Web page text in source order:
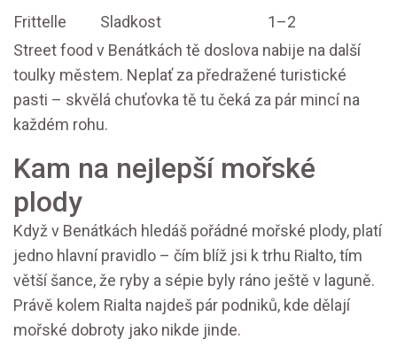
Frittelle
Sladkost
1–2
Street food v Benátkách tě doslova nabije na další
toulky městem. Neplať za předražené turistické
pasti – skvělá chuťovka tě tu čeká za pár mincí na
každém rohu.
Kam na nejlepší mořské
plody
Když v Benátkách hledáš pořádné mořské plody, platí
jedno hlavní pravidlo – čím blíž jsi k trhu Rialto, tím
větší šance, že ryby a sépie byly ráno ještě v laguně.
Právě kolem Rialta najdeš pár podniků, kde dělají
mořské dobroty jako nikde jinde.